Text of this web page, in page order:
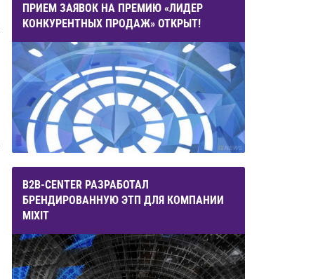
ПРИЕМ ЗАЯВОК НА ПРЕМИЮ «ЛИДЕР
КОНКУРЕНТНЫХ ПРОДАЖ» ОТКРЫТ!
B2B-CENTER РАЗРАБОТАЛ
БРЕНДИРОВАННУЮ ЭТП ДЛЯ КОМПАНИИ
MIXIT